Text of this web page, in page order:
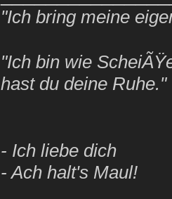
"Ich bring meine
"Ich bin wie
hast du deine
- Ich liebe dich
- Ach halt's Maul!